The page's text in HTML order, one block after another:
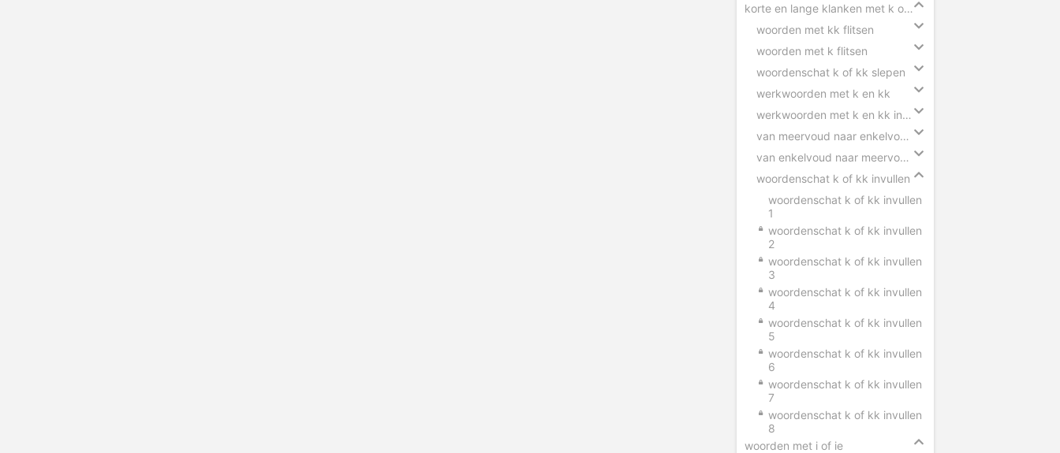
korte en lange klanken met k of kk
woorden met kk flitsen
woorden met k flitsen
woordenschat k of kk slepen
werkwoorden met k en kk
werkwoorden met k en kk invullen
van meervoud naar enkelvoud k en kk
van enkelvoud naar meervoud k en kk
woordenschat k of kk invullen
woordenschat k of kk invullen
1
woordenschat k of kk invullen
2
woordenschat k of kk invullen
3
woordenschat k of kk invullen
4
woordenschat k of kk invullen
5
woordenschat k of kk invullen
6
woordenschat k of kk invullen
7
woordenschat k of kk invullen
8
woorden met i of ie